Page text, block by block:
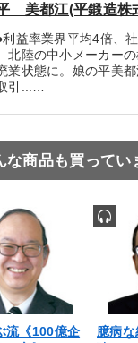
美都江(平鍛造株
利益率業界平均4倍、
北陸の中小メーカーの
業状態に。娘の平美
引...…
商品も買ってい
流《100億企
臆病